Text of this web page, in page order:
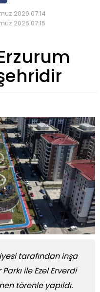
2026 07:14
2026 07:15
tarafından inşa
ile Ezel Erverdi
törenle yapıldı.